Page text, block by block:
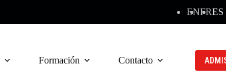
ENFRES
Formación Contacto